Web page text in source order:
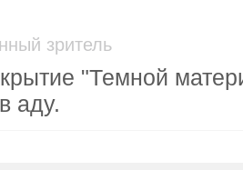
зритель
"Темной
аду.